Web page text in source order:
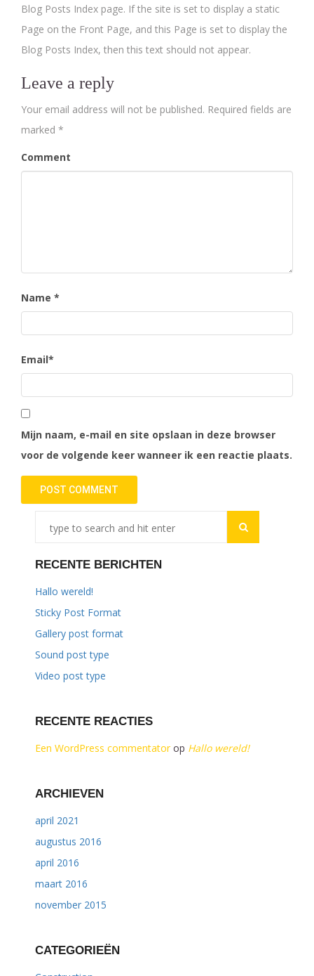
Blog Posts Index page. If the site is set to display a static
Page on the Front Page, and this Page is set to display the
Blog Posts Index, then this text should not appear.
Leave a reply
Your email address will not be published. Required fields are
marked *
Comment
Name *
Email*
Mijn naam, e-mail en site opslaan in deze browser
voor de volgende keer wanneer ik een reactie plaats.
RECENTE BERICHTEN
Hallo wereld!
Sticky Post Format
Gallery post format
Sound post type
Video post type
RECENTE REACTIES
Een WordPress commentatorop Hallo wereld!
ARCHIEVEN
april 2021
augustus 2016
april 2016
maart 2016
november 2015
CATEGORIEËN